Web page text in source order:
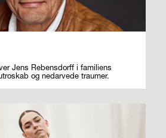
Jens Rebensdorff i familiens
og nedarvede traumer.